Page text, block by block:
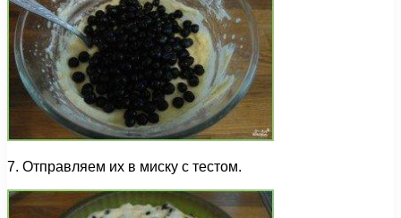
7. Отправляем их в миску с тестом.